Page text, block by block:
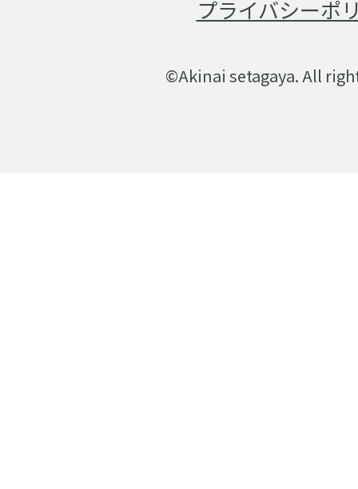
プライバシーポ
©Akinai setagaya. All